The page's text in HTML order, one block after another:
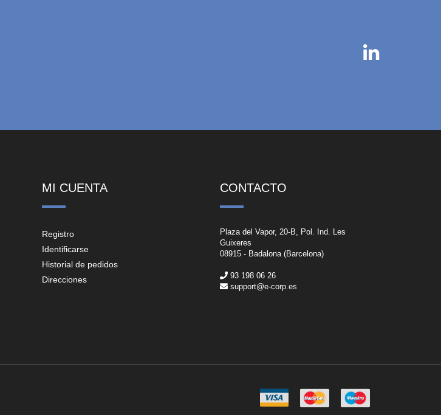
MI CUENTA
Registro
Identificarse
Historial de pedidos
Direcciones
CONTACTO
Plaza del Vapor, 20-B, Pol. Ind. Les
Guixeres
08915 - Badalona (Barcelona)
93 198 06 26
support@e-corp.es